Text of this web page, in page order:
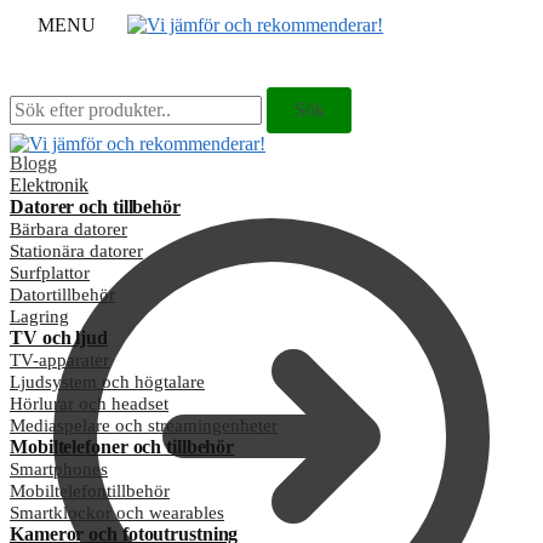
MENU
Sök
efter:
Sök
Blogg
Sök
efter:
Sök
Elektronik
Datorer och tillbehör
Bärbara datorer
Stationära datorer
Surfplattor
Datortillbehör
Lagring
TV och ljud
TV-apparater
Ljudsystem och högtalare
Hörlurar och headset
Mediaspelare och streamingenheter
Mobiltelefoner och tillbehör
Smartphones
Mobiltelefontillbehör
Smartklockor och wearables
Kameror och fotoutrustning